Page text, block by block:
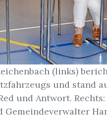
(links)
und stand
und Antwort.
Gemeindeverwalter